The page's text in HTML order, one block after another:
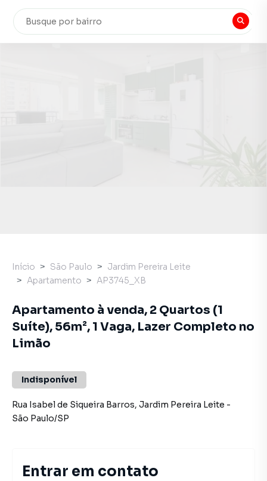
Início São Paulo
Jardim Pereira Leite
Apartamento
AP3745_XB
Apartamento à venda, 2 Quartos (1
Suíte), 56m², 1 Vaga, Lazer Completo no
Limão
Indisponível
Rua Isabel de Siqueira Barros, Jardim Pereira Leite -
São Paulo/SP
Entrar em contato